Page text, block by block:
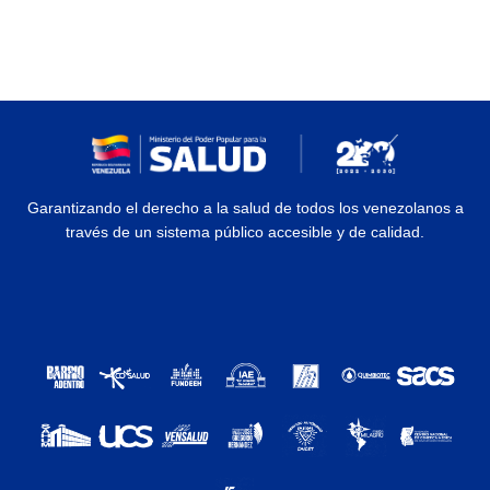
Garantizando el derecho a la salud de todos los venezolanos a
través de un sistema público accesible y de calidad.